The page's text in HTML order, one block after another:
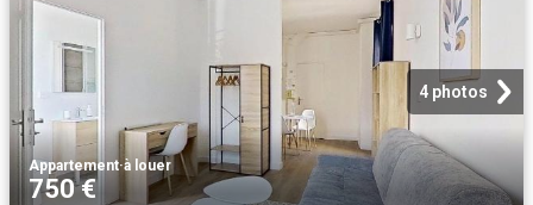
4 photos
Appartement·à louer
750 €